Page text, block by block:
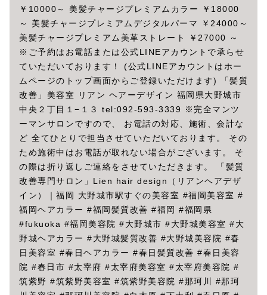
￥10000～ 美髪チャージプレミアムカラー ￥18000
～ 美髪チャージプレミアムデジタルパーマ ￥24000～
美髪チャージプレミアム美革ストレート ￥27000 ～
※ご予約はお電話または公式LINEアカウントで承らせ
ていただいております！ (公式LINEアカウントはホー
ムページのトップ画面からご登録いただけます) 「髪質
改善」美容室 リアン ヘアーデザイン 福岡県大野城市
中央２丁目１−１３ tel:092-593-3339 ※完全マンツ
ーマンサロンですので、 お電話の対応、施術、会計な
ど 全てひとりで担当させていただいております。 その
ため施術中はお電話が取れない場合がございます。 そ
の際は折り返しご連絡をさせていただきます。 「髪質
改善専門サロン」Lien hair design（リアンヘアデザ
イン）｜福岡 大野城市駅すぐの美容室 #福岡美容室 #
福岡ヘアカラー #福岡髪質改善 #福岡 #福岡県
#fukuoka #福岡美容院 #大野城市 #大野城美容室 #大
野城ヘアカラー #大野城髪質改善 #大野城美容院 #春
日美容室 #春日ヘアカラー #春日髪質改善 #春日美容
院 #春日市 #太宰府 #太宰府美容室 #太宰府美容院 #
筑紫野 #筑紫野美容室 #筑紫野美容院 #那珂川 #那珂